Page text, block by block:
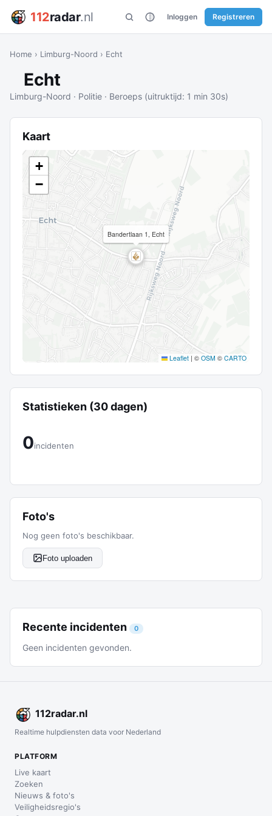
112radar.nl Inloggen Registreren
Home › Limburg-Noord › Echt
Echt
Limburg-Noord · Politie · Beroeps (uitruktijd: 1 min 30s)
Kaart
Bandertlaan 1, Echt
+
−
Leaflet | © OSM © CARTO
Statistieken (30 dagen)
0incidenten
Foto's
Nog geen foto's beschikbaar.
Foto uploaden
Recente incidenten 0
Geen incidenten gevonden.
112radar.nl
Realtime hulpdiensten data voor Nederland
PLATFORM
Live kaart
Zoeken
Nieuws & foto's
Veiligheidsregio's